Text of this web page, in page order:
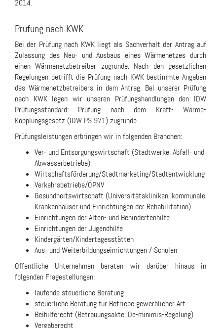
2014.
Prüfung nach KWK
Bei der Prüfung nach KWK liegt als Sachverhalt der Antrag auf
Zulassung des Neu- und Ausbaus eines Wärmenetzes durch
einen Wärmenetzbetreiber zugrunde. Nach den gesetzlichen
Regelungen betrifft die Prüfung nach KWK bestimmte Angaben
des Wärmenetzbetreibers in dem Antrag. Bei unserer Prüfung
nach KWK legen wir unseren Prüfungshandlungen den IDW
Prüfungsstandard: Prüfung nach dem Kraft- Wärme-
Kopplungsgesetz (IDW PS 971) zugrunde.
Prüfungsleistungen erbringen wir in folgenden Branchen:
Ver- und Entsorgungswirtschaft (Stadtwerke, Abfall- und
Abwasserbetriebe)
Wirtschaftsförderung/Stadtmarketing/Stadtentwicklung
Verkehrsbetriebe/ÖPNV
Gesundheitswirtschaft (Universitätskliniken, kommunale
Krankenhäuser und Einrichtungen der Rehabilitation)
Einrichtungen der Alten- und Behindertenhilfe
Einrichtungen der Jugendhilfe
Kindergärten/Kindertagesstätten
Aus- und Weiterbildungseinrichtungen / Schulen
Öffentliche Unternehmen beraten wir darüber hinaus in
folgenden Fragestellungen:
laufende steuerliche Beratung
steuerliche Beratung für Betriebe gewerblicher Art
Beihilferecht (Betrauungsakte, De-minimis-Regelung)
Vergaberecht